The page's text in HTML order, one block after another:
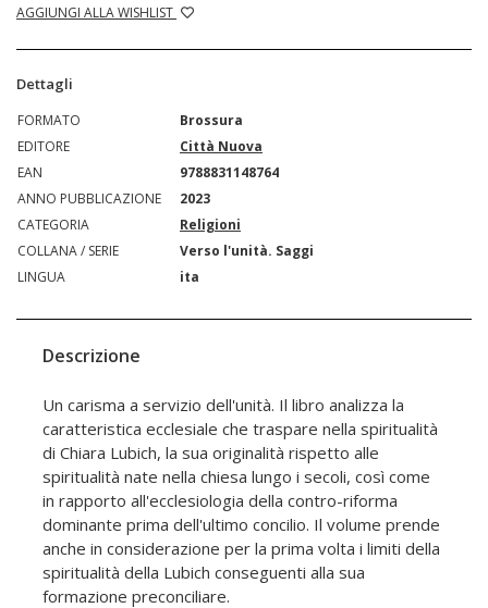
AGGIUNGI ALLA WISHLIST
Dettagli
FORMATO
Brossura
EDITORE
Città Nuova
EAN
9788831148764
ANNO PUBBLICAZIONE
2023
CATEGORIA
Religioni
COLLANA / SERIE
Verso l'unità. Saggi
LINGUA
ita
Descrizione
Un carisma a servizio dell'unità. Il libro analizza la
caratteristica ecclesiale che traspare nella spiritualità
di Chiara Lubich, la sua originalità rispetto alle
spiritualità nate nella chiesa lungo i secoli, così come
in rapporto all'ecclesiologia della contro-riforma
dominante prima dell'ultimo concilio. Il volume prende
anche in considerazione per la prima volta i limiti della
spiritualità della Lubich conseguenti alla sua
formazione preconciliare.